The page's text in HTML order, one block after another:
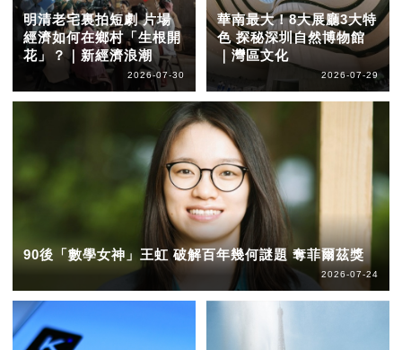
明清老宅裏拍短劇 片場
經濟如何在鄉村「生根開
花」？｜新經濟浪潮
2026-07-30
華南最大！8大展廳3大特
色 探秘深圳自然博物館
｜灣區文化
2026-07-29
90後「數學女神」王虹 破解百年幾何謎題 奪菲爾茲獎
2026-07-24